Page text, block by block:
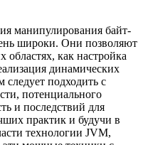
манипулирования байт-
широки. Они позволяют
как настройка
динамических
подходить с
потенциального
и последствий для
практик и будучи в
технологии JVM,